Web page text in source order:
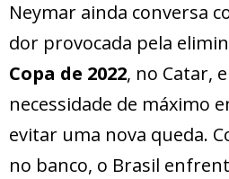
Neymar ainda conversa
dor provocada pela
Copa de 2022, no Catar,
necessidade de máximo
evitar uma nova queda.
no banco, o Brasil